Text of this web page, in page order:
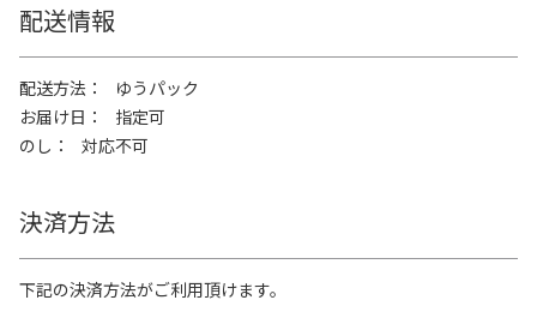
配送情報
配送方法
ゆうパック
お届け日
指定可
のし
対応不可
決済方法
下記の決済方法がご利用頂けます。